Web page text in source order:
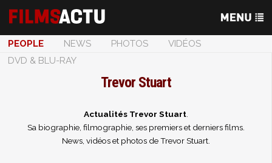
PEOPLE NEWS PHOTOS
VIDÉOS
DVD & BLU-RAY
Trevor Stuart
Actualités Trevor Stuart.
Sa biographie, filmographie, ses premiers et derniers films.
News, vidéos et photos de Trevor Stuart.